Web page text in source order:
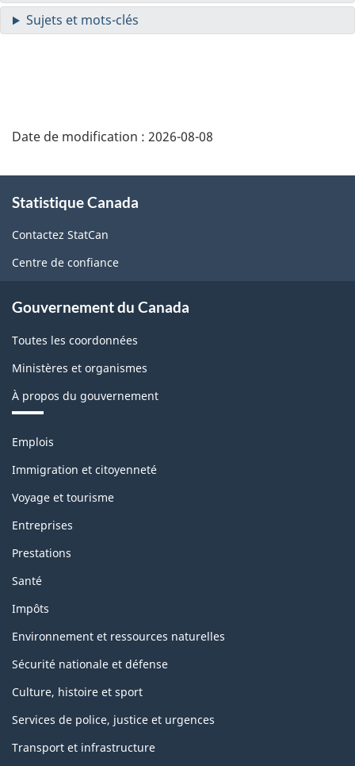
Date de modification : 2026-08-08
propos
de
ce
Statistique Canada
Contactez StatCan
Centre de confiance
Gouvernement du Canada
Toutes les coordonnées
Ministères et organismes
À propos du gouvernement
Thèmes
sujets
Emplois
Immigration et citoyenneté
Voyage et tourisme
Entreprises
Prestations
Santé
Impôts
Environnement et ressources naturelles
Sécurité nationale et défense
Culture, histoire et sport
Services de police, justice et urgences
Transport et infrastructure